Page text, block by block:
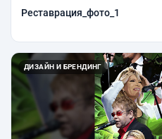
Реставрация_фото_1
ДИЗАЙН И БРЕНДИНГ